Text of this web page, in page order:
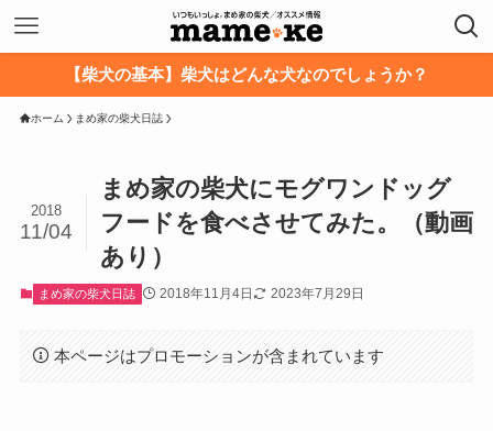
【柴犬の基本】柴犬はどんな犬なのでしょうか？
ホーム まめ家の柴犬日誌
まめ家の柴犬にモグワンドッグ
フードを食べさせてみた。（動画
あり）
2018
11/04
まめ家の柴犬日誌 2018年11月4日 2023年7月29日
本ページはプロモーションが含まれています